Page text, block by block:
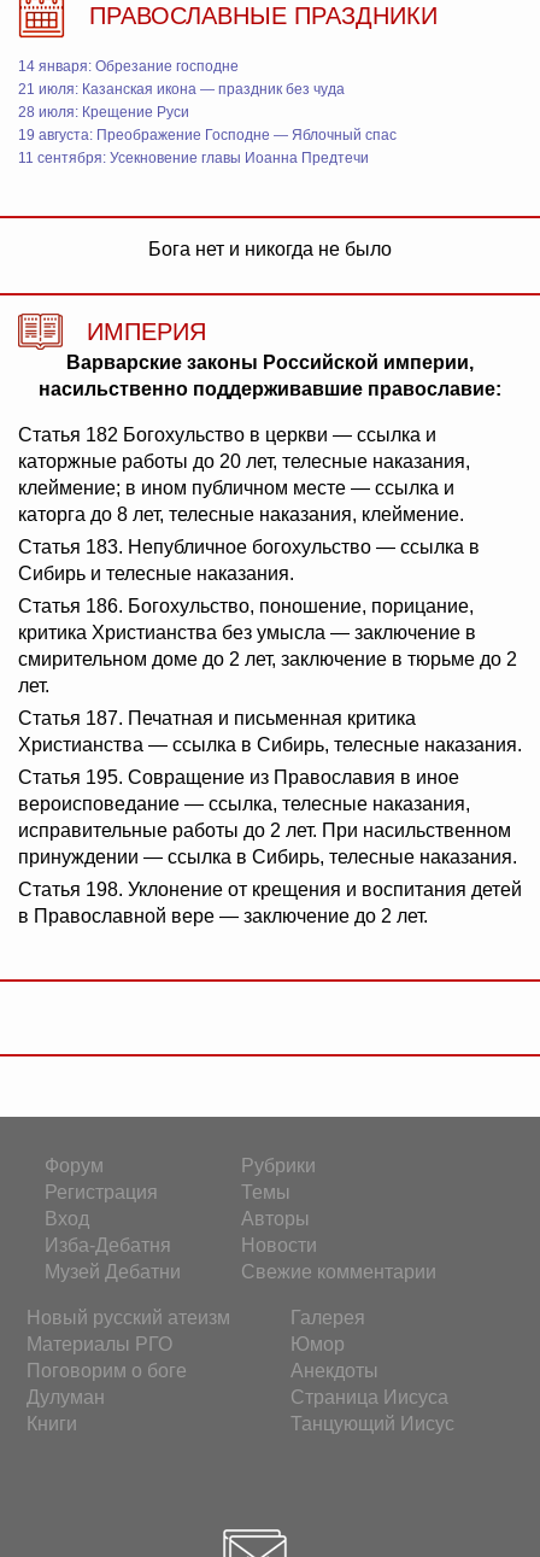
ПРАВОСЛАВНЫЕ ПРАЗДНИКИ
14 января: Обрезание господне
21 июля: Казанская икона — праздник без чуда
28 июля: Крещение Руси
19 августа: Преображение Господне — Яблочный спас
11 сентября: Усекновение главы Иоанна Предтечи
Бога нет и никогда не было
ИМПЕРИЯ
Варварские законы Российской империи,
насильственно поддерживавшие православие:
Статья 182 Богохульство в церкви — ссылка и
каторжные работы до 20 лет, телесные наказания,
клеймение; в ином публичном месте — ссылка и
каторга до 8 лет, телесные наказания, клеймение.
Статья 183. Непубличное богохульство — ссылка в
Сибирь и телесные наказания.
Статья 186. Богохульство, поношение, порицание,
критика Христианства без умысла — заключение в
смирительном доме до 2 лет, заключение в тюрьме до 2
лет.
Статья 187. Печатная и письменная критика
Христианства — ссылка в Сибирь, телесные наказания.
Статья 195. Совращение из Православия в иное
вероисповедание — ссылка, телесные наказания,
исправительные работы до 2 лет. При насильственном
принуждении — ссылка в Сибирь, телесные наказания.
Статья 198. Уклонение от крещения и воспитания детей
в Православной вере — заключение до 2 лет.
Форум
Регистрация
Вход
Изба-Дебатня
Музей Дебатни
Рубрики
Темы
Авторы
Новости
Свежие комментарии
Новый русский атеизм
Материалы РГО
Поговорим о боге
Дулуман
Книги
Галерея
Юмор
Анекдоты
Страница Иисуса
Танцующий Иисус